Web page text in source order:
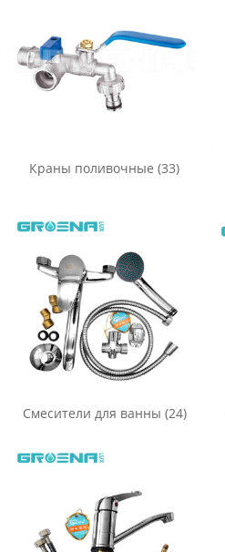
Краны поливочные (33)
Смесители для ванны (24)